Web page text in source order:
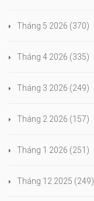
Tháng 5 2026 (370)
Tháng 4 2026 (335)
Tháng 3 2026 (249)
Tháng 2 2026 (157)
Tháng 1 2026 (251)
Tháng 12 2025 (249)